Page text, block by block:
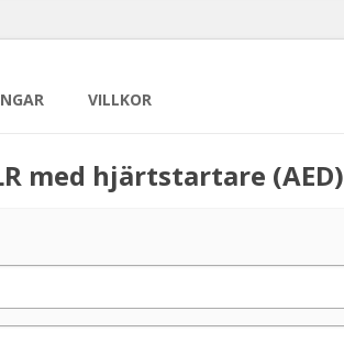
VILLKOR
med hjärtstartare (AED)